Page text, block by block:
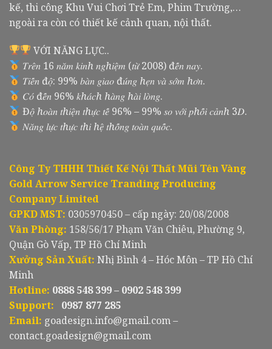
kế, thi công Khu Vui Chơi Trẻ Em, Phim Trường,…
ngoài ra còn có thiết kế cảnh quan, nội thất.
VỚI NĂNG LỰC..
𝑇𝑟𝑒̂𝑛 16 𝑛𝑎̆𝑚 𝑘𝑖𝑛ℎ 𝑛𝑔ℎ𝑖𝑒̣̂𝑚 (𝑡𝑢̛̀ 2008) đ𝑒̂́𝑛 𝑛𝑎𝑦.
𝑇𝑖𝑒̂́𝑛 đ𝑜̣̂: 99% 𝑏𝑎̀𝑛 𝑔𝑖𝑎𝑜 đ𝑢́𝑛𝑔 ℎ𝑒̣𝑛 𝑣𝑎̀ 𝑠𝑜̛́𝑚 ℎ𝑜̛𝑛.
𝐶𝑜́ đ𝑒̂́𝑛 96% 𝑘ℎ𝑎́𝑐ℎ ℎ𝑎̀𝑛𝑔 ℎ𝑎̀𝑖 𝑙𝑜̀𝑛𝑔.
Đ𝑜̣̂ ℎ𝑜𝑎̀𝑛 𝑡ℎ𝑖𝑒̣̂𝑛 𝑡ℎ𝑢̛̣𝑐 𝑡𝑒̂́ 96% – 99% 𝑠𝑜 𝑣𝑜̛́𝑖 𝑝ℎ𝑜̂́𝑖 𝑐𝑎̉𝑛ℎ 3𝐷.
𝑁𝑎̆𝑛𝑔 𝑙𝑢̛̣𝑐 𝑡ℎ𝑢̛̣𝑐 𝑡ℎ𝑖 ℎ𝑒̣̂ 𝑡ℎ𝑜̂́𝑛𝑔 𝑡𝑜𝑎̀𝑛 𝑞𝑢𝑜̂́𝑐.
Công Ty THHH Thiết Kế Nội Thất Mũi Tên Vàng
Gold Arrow Service Tranding Producing
Company Limited
GPKD MST: 0305970450 – cấp ngày: 20/08/2008
Văn Phòng: 158/56/17 Phạm Văn Chiêu, Phường 9,
Quận Gò Vấp, TP Hồ Chí Minh
Xưởng Sản Xuất: Nhị Bình 4 – Hóc Môn – TP Hồ Chí
Minh
Hotline: 0888 548 399 – 0902 548 399
Support:
0987 877 285
Email: goadesign.info@gmail.com –
contact.goadesign@gmail.com